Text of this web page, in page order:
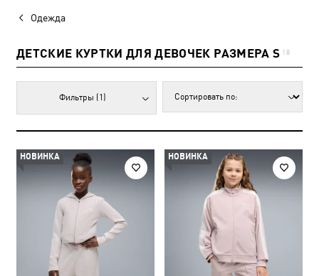
Одежда
ДЕТСКИЕ КУРТКИ ДЛЯ ДЕВОЧЕК РАЗМЕРА S 18
Фильтры (1)
НОВИНКА НОВИНКА